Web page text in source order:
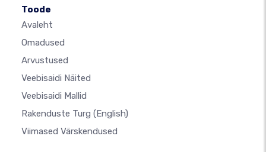
Toode
Avaleht
Omadused
Arvustused
Veebisaidi Näited
Veebisaidi Mallid
Rakenduste Turg (English)
Viimased Värskendused